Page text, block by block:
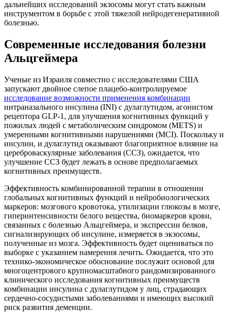
дальнейших исследований экзосомы могут стать важным
инструментом в борьбе с этой тяжелой нейродегенеративной
болезнью.
Современные исследования болезни
Альцгеймера
Ученые из Израиля совместно с исследователями США
запускают двойное слепое плацебо-контролируемое
исследование возможности применения комбинации
интраназального инсулина (INI) с дулаглутидом, агонистом
рецептора GLP-1, для улучшения когнитивных функций у
пожилых людей с метаболическим синдромом (METS) и
умеренными когнитивными нарушениями (MCI). Поскольку и
инсулин, и дулаглутид оказывают благоприятное влияние на
цереброваскулярные заболевания (ССЗ), ожидается, что
улучшение ССЗ будет лежать в основе предполагаемых
когнитивных преимуществ.
Эффективность комбинированной терапии в отношении
глобальных когнитивных функций и нейробиологических
маркеров: мозгового кровотока, утилизации глюкозы в мозге,
гиперинтенсивности белого вещества, биомаркеров крови,
связанных с болезнью Альцгеймера, и экспрессии белков,
сигнализирующих об инсулине, измеряется в экзосомы,
полученные из мозга. Эффективность будет оцениваться по
выборке с указанием намерения лечить. Ожидается, что это
технико-экономическое обоснование послужит основой для
многоцентрового крупномасштабного рандомизированного
клинического исследования когнитивных преимуществ
комбинации инсулина с дулаглутидом у лиц, страдающих
сердечно-сосудистыми заболеваниями и имеющих высокий
риск развития деменции.